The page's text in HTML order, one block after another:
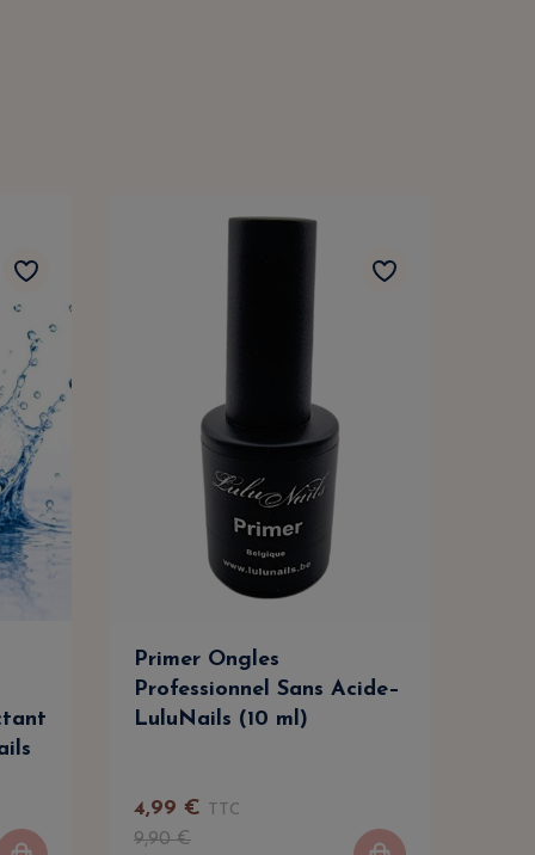
Primer Ongles
Professionnel Sans Acide–
LuluNails (10 ml)
4,99 € TTC
9,90€